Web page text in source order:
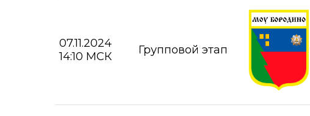
07.11.2024
14:10 МСК
Групповой этап